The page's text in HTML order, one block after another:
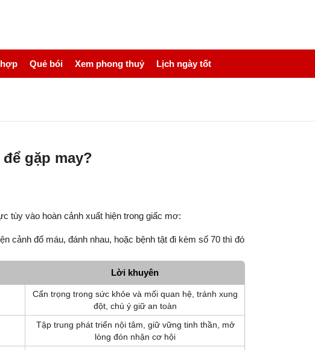
Quẻ bói Xem phong thuỷ Lịch ngày tốt
gặp may?
tùy vào hoàn cảnh xuất hiện trong giấc mơ:
cảnh đổ máu, đánh nhau, hoặc bệnh tật đi kèm số 70 thì đó
Lời khuyên
Cẩn trọng trong sức khỏe và mối quan hệ, tránh xung
đột, chú ý giữ an toàn
Tập trung phát triển nội tâm, giữ vững tinh thần, mở
lòng đón nhận cơ hội